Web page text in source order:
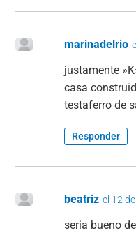
marinadelrio
justamente
casa
testaferro de
Responder
beatriz el 12
seria bueno